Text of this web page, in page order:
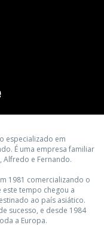
especializado em
É uma empresa familiar
Alfredo e Fernando.
1981 comercializando o
este tempo chegou a
ao país asiático.
sucesso, e desde 1984
a Europa.